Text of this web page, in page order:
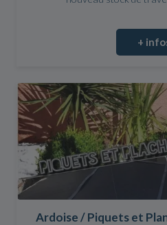
+
Ardoise / Piquets et